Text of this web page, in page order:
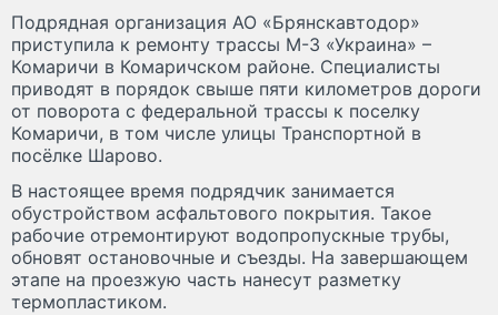
Подрядная организация АО «Брянскавтодор»
приступила к ремонту трассы М-3 «Украина» –
Комаричи в Комаричском районе. Специалисты
приводят в порядок свыше пяти километров дороги
от поворота с федеральной трассы к поселку
Комаричи, в том числе улицы Транспортной в
посёлке Шарово.
В настоящее время подрядчик занимается
обустройством асфальтового покрытия. Такое
рабочие отремонтируют водопропускные трубы,
обновят остановочные и съезды. На завершающем
этапе на проезжую часть нанесут разметку
термопластиком.